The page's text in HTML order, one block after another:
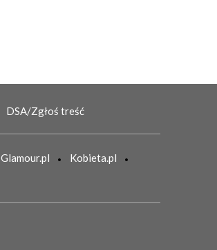
DSA/Zgłoś treść
Glamour.pl
Kobieta.pl